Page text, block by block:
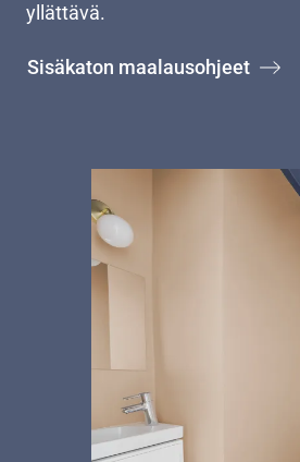
yllättävä.
Sisäkaton maalausohjeet